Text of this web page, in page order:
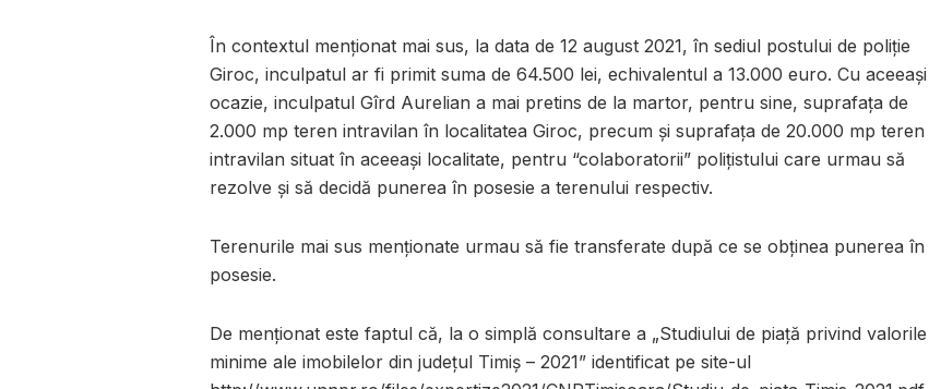
În contextul menționat mai sus, la data de 12 august 2021, în sediul postului de poliție
Giroc, inculpatul ar fi primit suma de 64.500 lei, echivalentul a 13.000 euro. Cu aceeași
ocazie, inculpatul Gîrd Aurelian a mai pretins de la martor, pentru sine, suprafața de
2.000 mp teren intravilan în localitatea Giroc, precum și suprafața de 20.000 mp teren
intravilan situat în aceeași localitate, pentru “colaboratorii” polițistului care urmau să
rezolve și să decidă punerea în posesie a terenului respectiv.
Terenurile mai sus menționate urmau să fie transferate după ce se obținea punerea în
posesie.
De menționat este faptul că, la o simplă consultare a „Studiului de piață privind valorile
minime ale imobilelor din județul Timiș – 2021” identificat pe site-ul